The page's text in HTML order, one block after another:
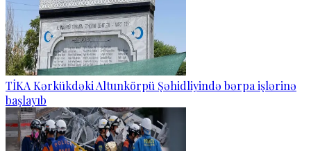
TİKA Kərkükdəki Altunkörpü Şəhidliyində bərpa işlərinə
başlayıb